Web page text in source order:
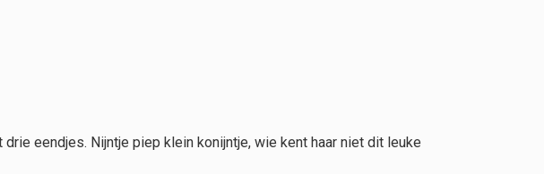
eendjes. Nijntje piep klein konijntje, wie kent haar niet dit leuke